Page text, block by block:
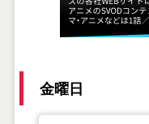
金曜日